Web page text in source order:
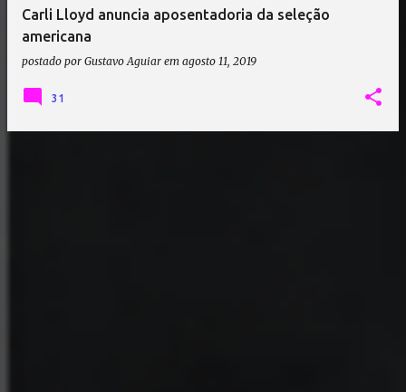
Carli Lloyd anuncia aposentadoria da seleção
americana
postado por Gustavo Aguiar em agosto 11, 2019
31